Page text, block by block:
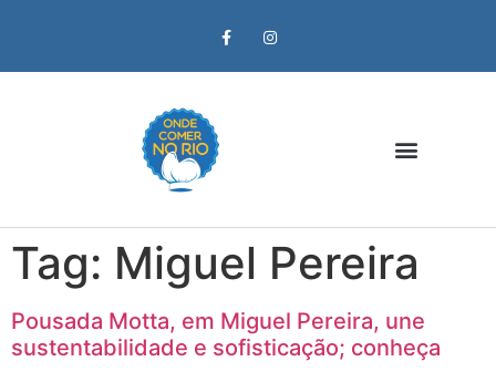
Tag: Miguel Pereira
Pousada Motta, em Miguel Pereira, une
sustentabilidade e sofisticação; conheça